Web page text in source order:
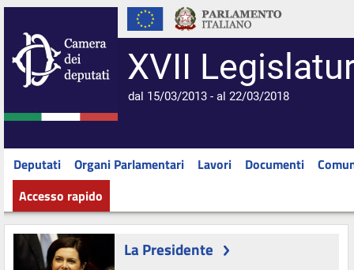
XVII
dal 15/03/2013 - al 22/03/2018
Deputati Organi Parlamentari Lavori Documenti
Accesso rapido
La Presidente